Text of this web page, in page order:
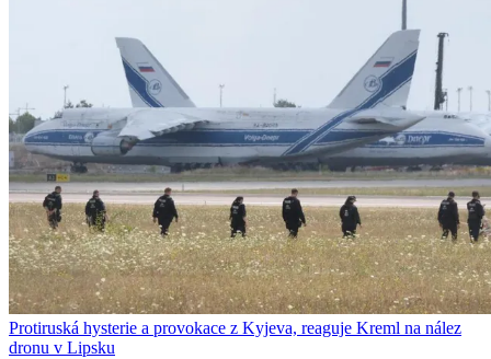
Protiruská hysterie a provokace z Kyjeva, reaguje Kreml na nález
dronu v Lipsku